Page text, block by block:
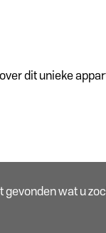
dit unieke
gevonden wat u